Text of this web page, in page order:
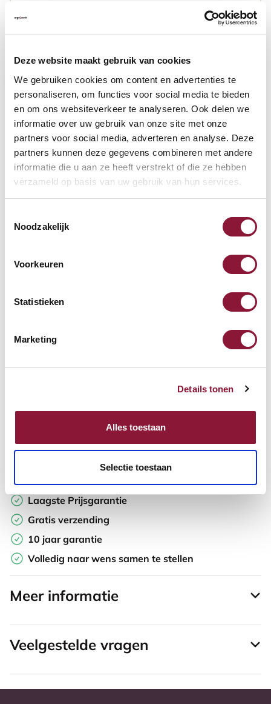
Deze website maakt gebruik van cookies
We gebruiken cookies om content en advertenties te
personaliseren, om functies voor social media te bieden
en om ons websiteverkeer te analyseren. Ook delen we
informatie over uw gebruik van onze site met onze
partners voor social media, adverteren en analyse. Deze
partners kunnen deze gegevens combineren met andere
informatie die u aan ze heeft verstrekt of die ze hebben
verzameld op basis van uw gebruik van hun services.
Noodzakelijk
Voorkeuren
Statistieken
Marketing
Details tonen
Alles toestaan
Selectie toestaan
VOETENRING ?
VOETENSTER IN GEPOLIJST ALUMINIUM ?
Levertijd: 3-6 weken
Op zoek naar aantallen? Maak je werkplek compleet en vraag
direct een offerte op maat aan.
Toevoegen aan vergelijker
Laagste Prijsgarantie
Gratis verzending
10 jaar garantie
Volledig naar wens samen te stellen
Meer informatie
Veelgestelde vragen